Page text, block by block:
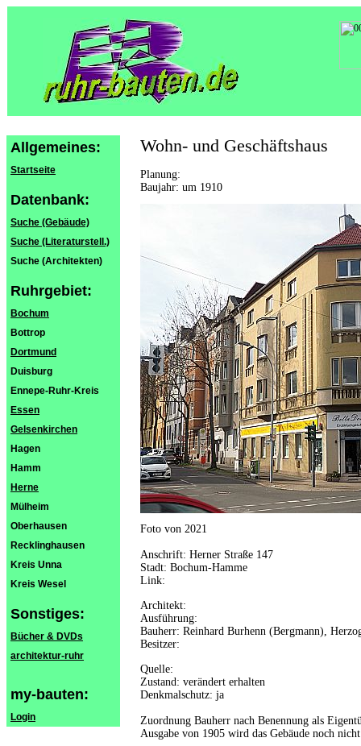
Allgemeines:
Startseite
Datenbank:
Suche (Gebäude)
Suche (Literaturstell.)
Suche (Architekten)
Ruhrgebiet:
Bochum
Bottrop
Dortmund
Duisburg
Ennepe-Ruhr-Kreis
Essen
Gelsenkirchen
Hagen
Hamm
Herne
Mülheim
Oberhausen
Recklinghausen
Kreis Unna
Kreis Wesel
Sonstiges:
Bücher & DVDs
architektur-ruhr
my-bauten:
Login
Wohn- und Geschäftshaus
Planung:
Baujahr: um 1910
Foto von 2021
Anschrift: Herner Straße 147
Stadt: Bochum-Hamme
Link:
Architekt:
Ausführung:
Bauherr: Reinhard Burhenn (Bergmann),
Besitzer:
Quelle:
Zustand: verändert erhalten
Denkmalschutz: ja
Zuordnung Bauherr nach Benennung als
Ausgabe von 1905 wird das Gebäude noch